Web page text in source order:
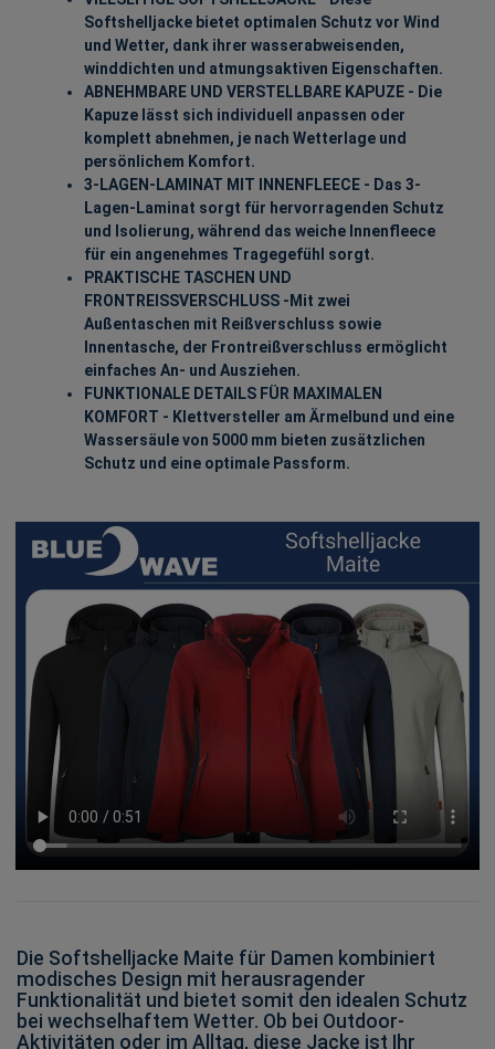
Softshelljacke bietet optimalen Schutz vor Wind
und Wetter, dank ihrer wasserabweisenden,
winddichten und atmungsaktiven Eigenschaften.
ABNEHMBARE UND VERSTELLBARE KAPUZE - Die
Kapuze lässt sich individuell anpassen oder
komplett abnehmen, je nach Wetterlage und
persönlichem Komfort.
3-LAGEN-LAMINAT MIT INNENFLEECE - Das 3-
Lagen-Laminat sorgt für hervorragenden Schutz
und Isolierung, während das weiche Innenfleece
für ein angenehmes Tragegefühl sorgt.
PRAKTISCHE TASCHEN UND
FRONTREISSVERSCHLUSS -Mit zwei
Außentaschen mit Reißverschluss sowie
Innentasche, der Frontreißverschluss ermöglicht
einfaches An- und Ausziehen.
FUNKTIONALE DETAILS FÜR MAXIMALEN
KOMFORT - Klettversteller am Ärmelbund und eine
Wassersäule von 5000 mm bieten zusätzlichen
Schutz und eine optimale Passform.
Die Softshelljacke Maite für Damen kombiniert
modisches Design mit herausragender
Funktionalität und bietet somit den idealen Schutz
bei wechselhaftem Wetter. Ob bei Outdoor-
Aktivitäten oder im Alltag, diese Jacke ist Ihr